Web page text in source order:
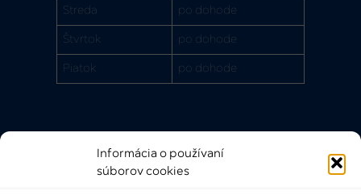
Informácia o používaní
súborov cookies
Streda po dohode
Štvrtok po dohode
Piatok po dohode
Rýchle odkazy